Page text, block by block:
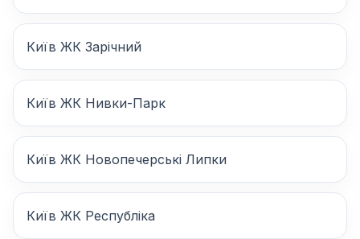
Київ ЖК Зарічний
Київ ЖК Нивки-Парк
Київ ЖК Новопечерські Липки
Київ ЖК Республіка